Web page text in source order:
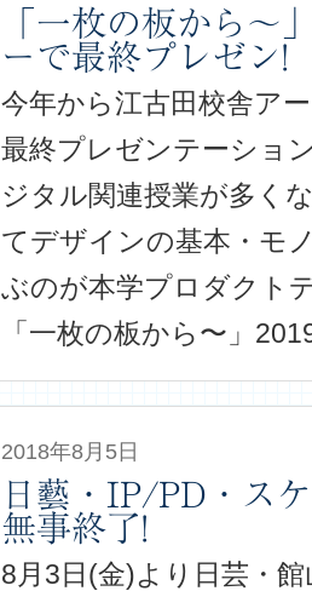
「一枚の板から〜
ーで最終プレゼン!
今年から江古田校舎ア
最終プレゼンテーショ
ジタル関連授業が多く
てデザインの基本・モ
ぶのが本学プロダクト
「一枚の板から〜」
2018年8月5日
日藝・IP/PD・ス
無事終了!
8月3日(金)より日芸・